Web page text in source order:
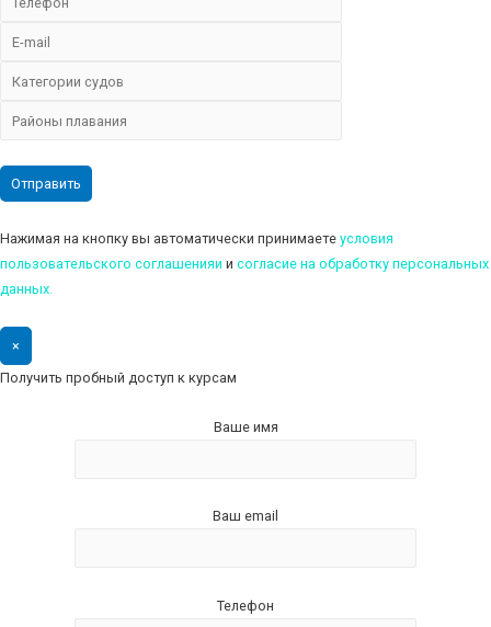
Нажимая на кнопку вы автоматически принимаете условия
пользовательского соглашенияи и cогласие на обработку персональных
данных.
×
Получить пробный доступ к курсам
Ваше имя
Ваш email
Телефон